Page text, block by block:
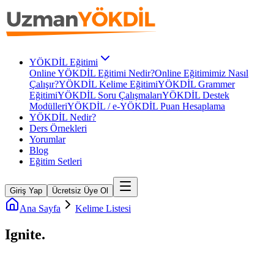
YÖKDİL Eğitimi
Online YÖKDİL Eğitimi Nedir?Online Eğitimimiz Nasıl
Çalışır?YÖKDİL Kelime EğitimiYÖKDİL Grammer
EğitimiYÖKDİL Soru ÇalışmalarıYÖKDİL Destek
ModülleriYÖKDİL / e-YÖKDİL Puan Hesaplama
YÖKDİL Nedir?
Ders Örnekleri
Yorumlar
Blog
Eğitim Setleri
Giriş Yap Ücretsiz Üye Ol
Ana Sayfa Kelime Listesi
Ignite.